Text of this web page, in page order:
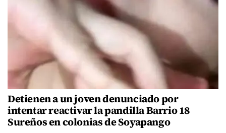
Detienen a un joven denunciado por
intentar reactivar la pandilla Barrio 18
Sureños en colonias de Soyapango